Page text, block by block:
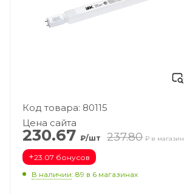
Код товара: 80115
Цена сайта
230.67 ₽/шт 237.80 ₽ в
+23.07 бонусов
В наличии: 89 в 6 магазинах